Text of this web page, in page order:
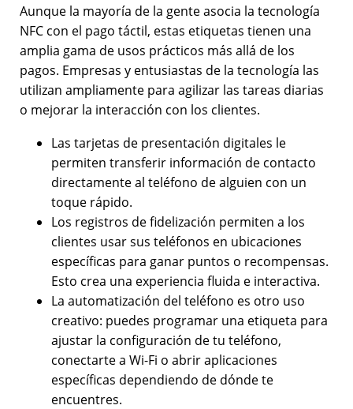
Aunque la mayoría de la gente asocia la tecnología
NFC con el pago táctil, estas etiquetas tienen una
amplia gama de usos prácticos más allá de los
pagos. Empresas y entusiastas de la tecnología las
utilizan ampliamente para agilizar las tareas diarias
o mejorar la interacción con los clientes.
Las tarjetas de presentación digitales le
permiten transferir información de contacto
directamente al teléfono de alguien con un
toque rápido.
Los registros de fidelización permiten a los
clientes usar sus teléfonos en ubicaciones
específicas para ganar puntos o recompensas.
Esto crea una experiencia fluida e interactiva.
La automatización del teléfono es otro uso
creativo: puedes programar una etiqueta para
ajustar la configuración de tu teléfono,
conectarte a Wi-Fi o abrir aplicaciones
específicas dependiendo de dónde te
encuentres.